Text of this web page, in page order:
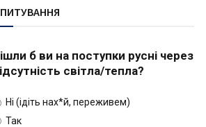
б ви на поступки русні через
світла/тепла?
Ні (ідіть нах*й, переживем)
Так